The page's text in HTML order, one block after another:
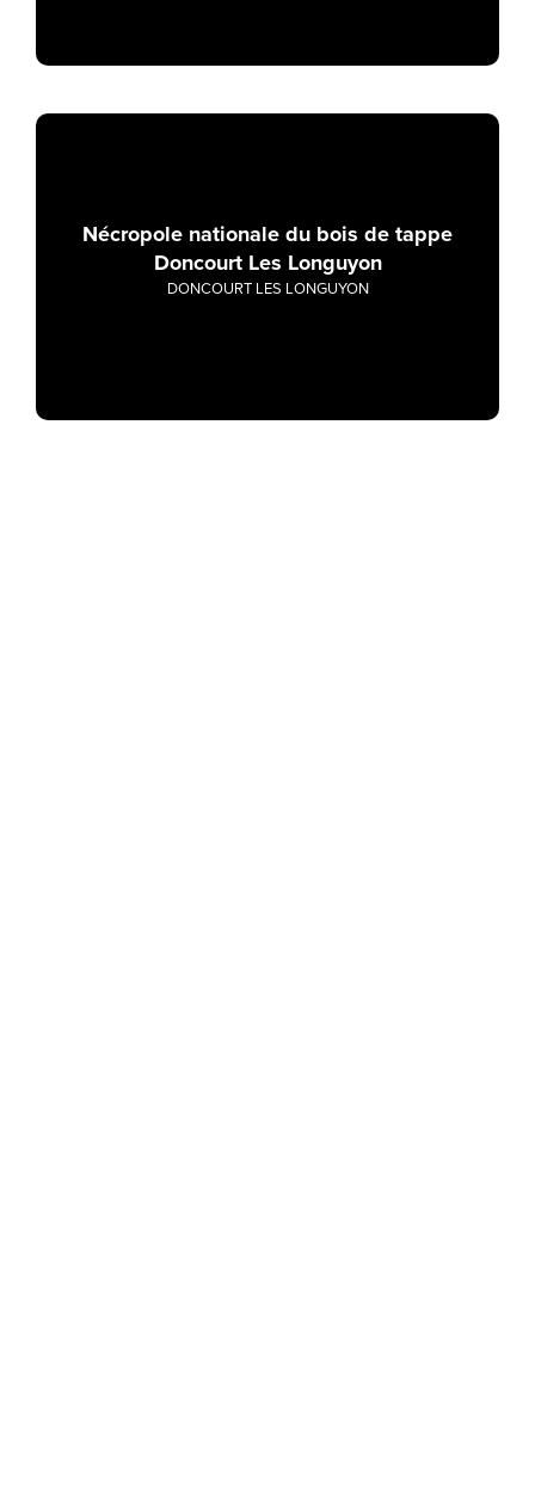
Nécropole nationale du bois de tappe
Doncourt Les Longuyon
DONCOURT LES LONGUYON